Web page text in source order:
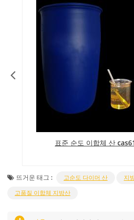
표준 순도 이합체 산
뜨거운 태그 : 고순도 다이머 산
지
고품질 이합체 지방산